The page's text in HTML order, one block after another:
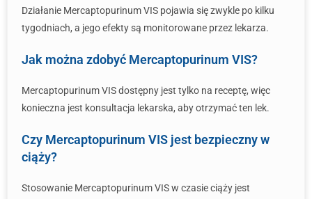
Działanie Mercaptopurinum VIS pojawia się zwykle po kilku
tygodniach, a jego efekty są monitorowane przez lekarza.
Jak można zdobyć Mercaptopurinum VIS?
Mercaptopurinum VIS dostępny jest tylko na receptę, więc
konieczna jest konsultacja lekarska, aby otrzymać ten lek.
Czy Mercaptopurinum VIS jest bezpieczny w
ciąży?
Stosowanie Mercaptopurinum VIS w czasie ciąży jest